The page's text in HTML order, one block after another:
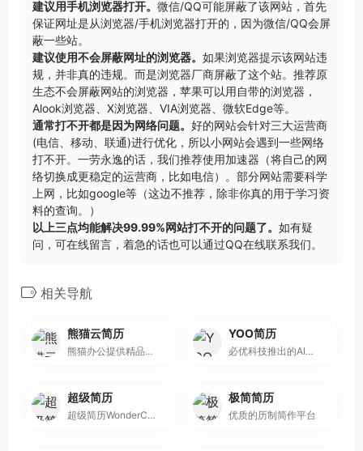
建议用手机浏览器打开。 微信/QQ可能屏蔽了该网站，首先
保证网址是从浏览器/手机浏览器打开的，因为微信/QQ会屏
蔽一些站。
建议使用不会屏蔽网址的浏览器。 如果浏览器提示该网站违
规，并非真的违规。而是浏览器厂商屏蔽了这个站。推荐原
生态不会屏蔽网站的浏览器，苹果可以用自带的浏览器，
Alook浏览器
X浏览器 VIA浏览器 微软Edge等。
通常打不开都是因为网络问题。 好的网站会针对三大运营商
(电信、移动、联通)进行优化，所以小网站会遇到一些网络
打不开。一劳永逸的话，我们推荐使用加速器（将自己的网
络切换成更稳定的运营商，比如电信）。部分网站需要科学
上网，比如google等（这边不推荐，除非你真的用于学习资
料的查询。）
以上三点均能解决99.99%网站打不开的问题了。 如有疑
问，可在线留言，着急的话也可以通过QQ在线联系我们。
相关导航
熊猫云简历
熊猫办公提供精品简历模板下载，免费在线制作，时下流行精美的简历Word模板尽在熊猫办公，使用简单，直接替换文字图片即可
YOO简历
必优科技推出的AI简历生成工具
超级简历
超级简历WonderCV提供各行业中英文简历模板免费下载和真人大牛简历范文参考,是HR推荐的智能简历制作工具.还有专业简历案例库和智能简历优化建议,以及大量简历
极简简历
优质的历制简作平台